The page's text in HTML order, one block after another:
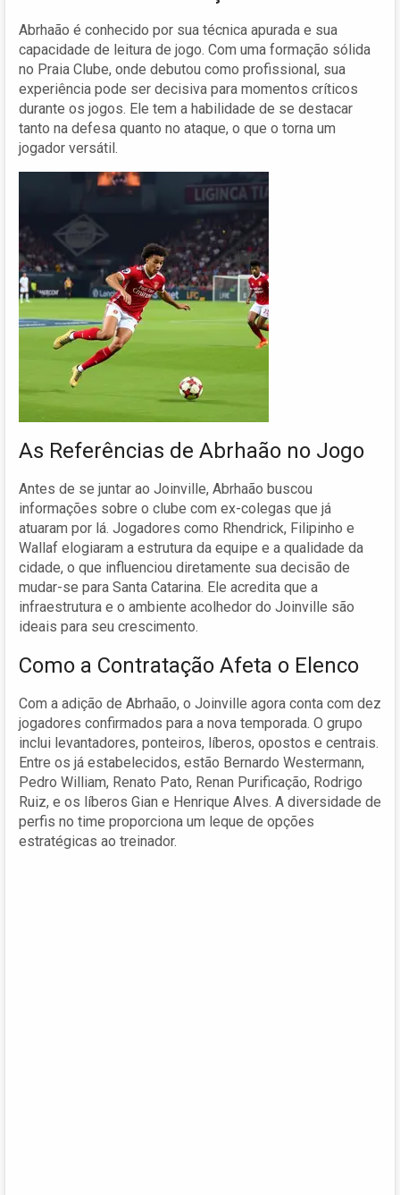
Abrhaão é conhecido por sua técnica apurada e sua
capacidade de leitura de jogo. Com uma formação sólida
no Praia Clube, onde debutou como profissional, sua
experiência pode ser decisiva para momentos críticos
durante os jogos. Ele tem a habilidade de se destacar
tanto na defesa quanto no ataque, o que o torna um
jogador versátil.
As Referências de Abrhaão no Jogo
Antes de se juntar ao Joinville, Abrhaão buscou
informações sobre o clube com ex-colegas que já
atuaram por lá. Jogadores como Rhendrick, Filipinho e
Wallaf elogiaram a estrutura da equipe e a qualidade da
cidade, o que influenciou diretamente sua decisão de
mudar-se para Santa Catarina. Ele acredita que a
infraestrutura e o ambiente acolhedor do Joinville são
ideais para seu crescimento.
Como a Contratação Afeta o Elenco
Com a adição de Abrhaão, o Joinville agora conta com dez
jogadores confirmados para a nova temporada. O grupo
inclui levantadores, ponteiros, líberos, opostos e centrais.
Entre os já estabelecidos, estão Bernardo Westermann,
Pedro William, Renato Pato, Renan Purificação, Rodrigo
Ruiz, e os líberos Gian e Henrique Alves. A diversidade de
perfis no time proporciona um leque de opções
estratégicas ao treinador.